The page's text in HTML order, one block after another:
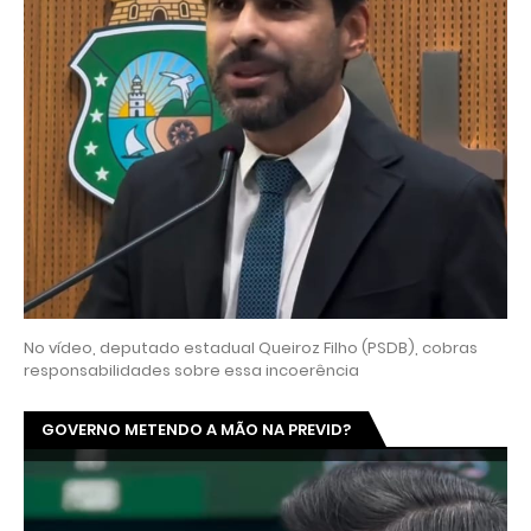
No vídeo, deputado estadual Queiroz Filho (PSDB), cobras
responsabilidades sobre essa incoerência
GOVERNO METENDO A MÃO NA PREVID?